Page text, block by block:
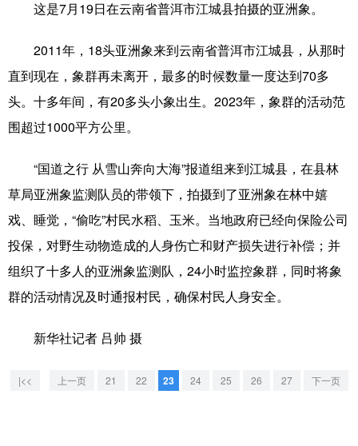
浙江 安徽 福建 江西
山东 河南 湖北 湖南
广东 广西 海南 重庆
四川
新疆 内蒙古 黑龙江
多语种频道
这是7月19日在云南省普洱市江城县拍摄的亚洲象。
2011年，18头亚洲象来到云南省普洱市江城县，从那时
直到现在，象群再未离开，最多的时候数量一度达到70多
头。十多年间，有20多头小象出生。2023年，象群的活动范
围超过1000平方公里。
“国道之行 从雪山奔向大海”报道组来到江城县，在县林
草局亚洲象监测队员的带领下，拍摄到了亚洲象在林中嬉
戏、睡觉，“偷吃”村民水稻、玉米。当地政府已经向保险公司
投保，对野生动物造成的人身伤亡和财产损失进行补偿；并
组织了十多人的亚洲象监测队，24小时监控象群，同时将象
群的活动情况及时通报村民，确保村民人身安全。
新华社记者 吕帅 摄
|<< 上一页 21 22 23 24 25 26 27 下一页